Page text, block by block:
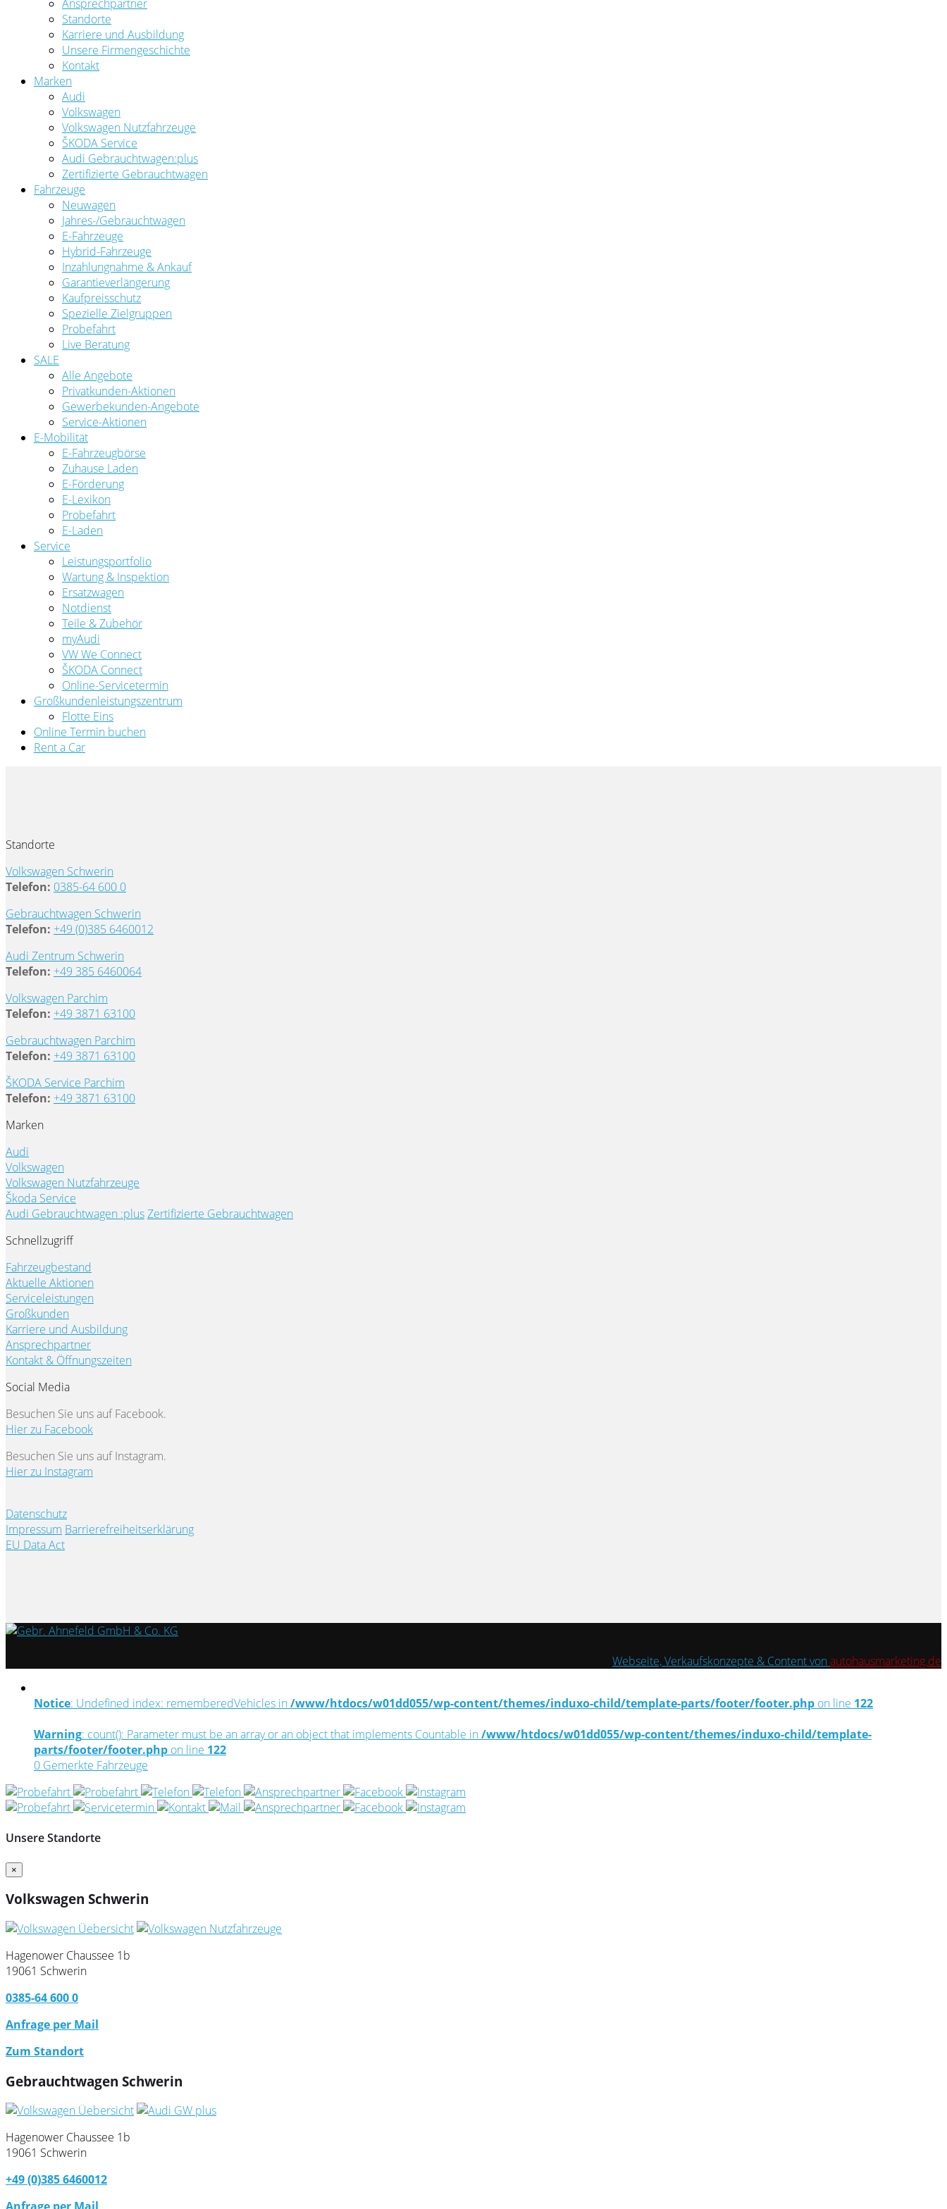
Ansprechpartner
Standorte
Karriere und Ausbildung
Unsere Firmengeschichte
Kontakt
Marken
Audi
Volkswagen
Volkswagen Nutzfahrzeuge
ŠKODA Service
Audi Gebrauchtwagen:plus
Zertifizierte Gebrauchtwagen
Fahrzeuge
Neuwagen
Jahres-/Gebrauchtwagen
E-Fahrzeuge
Hybrid-Fahrzeuge
Inzahlungnahme & Ankauf
Garantieverlängerung
Kaufpreisschutz
Spezielle Zielgruppen
Probefahrt
Live Beratung
SALE
Alle Angebote
Privatkunden-Aktionen
Gewerbekunden-Angebote
Service-Aktionen
E-Mobilität
E-Fahrzeugbörse
Zuhause Laden
E-Förderung
E-Lexikon
Probefahrt
E-Laden
Service
Leistungsportfolio
Wartung & Inspektion
Ersatzwagen
Notdienst
Teile & Zubehör
myAudi
VW We Connect
ŠKODA Connect
Online-Servicetermin
Großkundenleistungszentrum
Flotte Eins
Online Termin buchen
Rent a Car
Standorte
Volkswagen Schwerin
Telefon: 0385-64 600 0
Gebrauchtwagen Schwerin
Telefon: +49 (0)385 6460012
Audi Zentrum Schwerin
Telefon: +49 385 6460064
Volkswagen Parchim
Telefon: +49 3871 63100
Gebrauchtwagen Parchim
Telefon: +49 3871 63100
ŠKODA Service Parchim
Telefon: +49 3871 63100
Marken
Audi
Volkswagen
Volkswagen Nutzfahrzeuge
Škoda Service
Audi Gebrauchtwagen :plusZertifizierte Gebrauchtwagen
Schnellzugriff
Fahrzeugbestand
Aktuelle Aktionen
Serviceleistungen
Großkunden
Karriere und Ausbildung
Ansprechpartner
Kontakt & Öffnungszeiten
Social Media
Besuchen Sie uns auf Facebook.
Hier zu Facebook
Besuchen Sie uns auf Instagram.
Hier zu Instagram
Datenschutz
Impressum Barrierefreiheitserklärung
EU Data Act
Webseite, Verkaufskonzepte & Content von autohausmarketing.de
Notice: Undefined index: rememberedVehicles in/www/htdocs/w01dd055/wp-content/themes/induxo-child/template-parts/footer/footer.php on line 122
Warning: count(): Parameter must be an array or an object that implements Countable in/www/htdocs/w01dd055/wp-content/themes/induxo-child/template-
parts/footer/footer.php on line 122
0 Gemerkte Fahrzeuge
Unsere Standorte
×
Volkswagen Schwerin
Hagenower Chaussee 1b
19061 Schwerin
0385-64 600 0
Anfrage per Mail
Zum Standort
Gebrauchtwagen Schwerin
Hagenower Chaussee 1b
19061 Schwerin
+49 (0)385 6460012